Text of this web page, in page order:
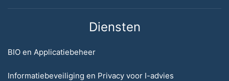
Diensten
BIO en Applicatiebeheer
Informatiebeveiliging en Privacy voor I-advies